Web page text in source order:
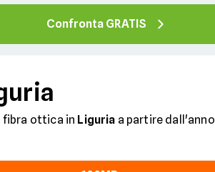
Confronta GRATIS
fibra ottica in Liguria a partire dall'anno